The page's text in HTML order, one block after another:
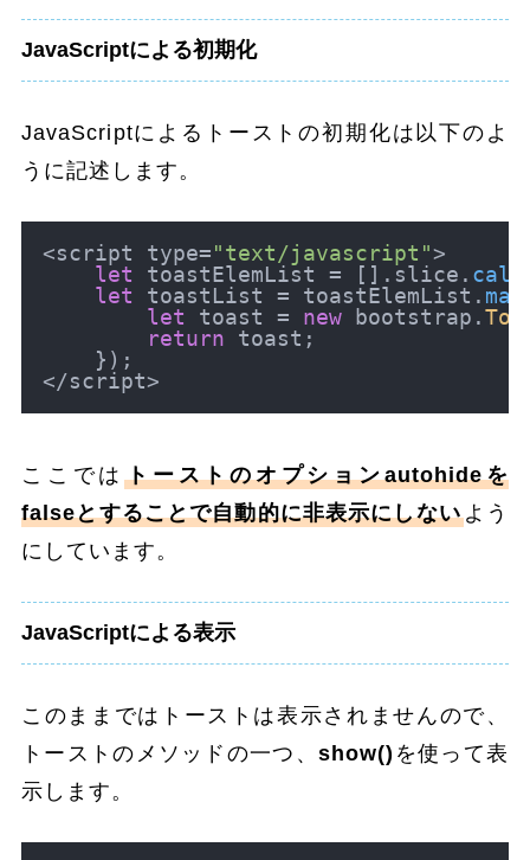
JavaScriptによる初期化
JavaScriptによるトーストの初期化は以下のよ
うに記述します。
<script type="text/javascript">
let toastElemList = []. slice . call
let toastList = toastElemList. map
let toast = new bootstrap.
return toast;
    });
ここではトーストのオプションautohideを
falseとすることで自動的に非表示にしないよう
にしています。
JavaScriptによる表示
このままではトーストは表示されませんので、
トーストのメソッドの一つ、show() を使って表
示します。